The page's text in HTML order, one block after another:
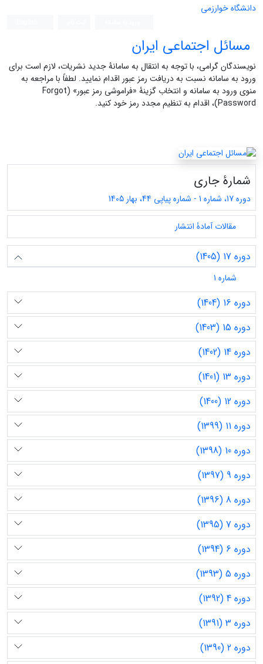
دانشگاه خوارزمی
مسائل اجتماعی ایران
نویسندگان گرامی، با توجه به انتقال به سامانۀ جدید نشریات، لازم است برای
ورود به سامانه نسبت به دریافت رمز عبور اقدام نمایید. لطفاً با مراجعه به
منوی ورود به سامانه و انتخاب گزینۀ «فراموشی رمز عبور» (Forgot
Password)، اقدام به تنظیم مجدد رمز خود کنید.
شمارۀ جاری
دوره 17، شماره 1 - شماره پیاپی 44، بهار 1405
مقالات آمادۀ انتشار
دوره 17 (1405)
شماره 1
دوره 16 (1404)
دوره 15 (1403)
دوره 14 (1402)
دوره 13 (1401)
دوره 12 (1400)
دوره 11 (1399)
دوره 10 (1398)
دوره 9 (1397)
دوره 8 (1396)
دوره 7 (1395)
دوره 6 (1394)
دوره 5 (1393)
دوره 4 (1392)
دوره 3 (1391)
دوره 2 (1390)